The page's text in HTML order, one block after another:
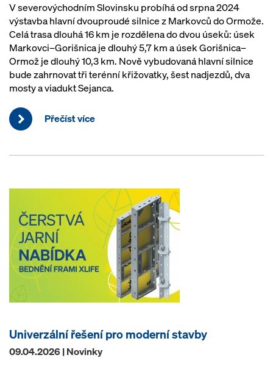
V severovýchodním Slovinsku probíhá od srpna 2024
výstavba hlavní dvouproudé silnice z Markovců do Ormože.
Celá trasa dlouhá 16 km je rozdělena do dvou úseků: úsek
Markovci–Gorišnica je dlouhý 5,7 km a úsek Gorišnica–
Ormož je dlouhý 10,3 km. Nově vybudovaná hlavní silnice
bude zahrnovat tři terénní křižovatky, šest nadjezdů, dva
mosty a viadukt Sejanca.
Přečíst více
Univerzální řešení pro moderní stavby
09.04.2026 | Novinky